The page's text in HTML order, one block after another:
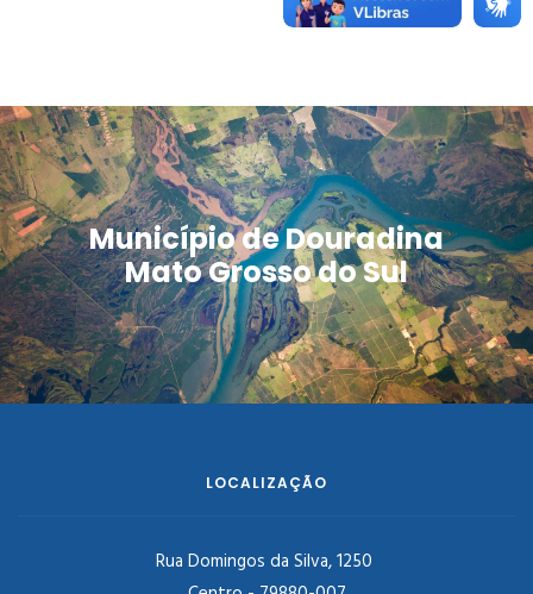
Município de Douradina
Mato Grosso do Sul
LOCALIZAÇÃO
Rua Domingos da Silva, 1250